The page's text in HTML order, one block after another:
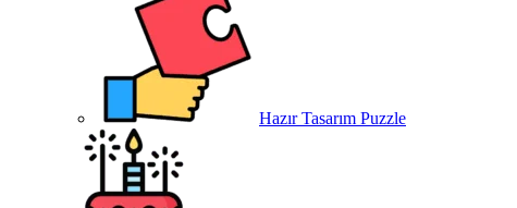
Hazır Tasarım Puzzle